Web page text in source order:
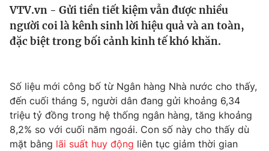
Thế giới
Thế giới đó đây
Câu chuyện quốc tế
Tài chính
Thị trường
Góc doanh nghiệp
Dữ liệu và đời sống
Truyền hình
VTV.vn - Gửi tiền tiết kiệm vẫn được nhiều
người coi là kênh sinh lời hiệu quả và an toàn,
đặc biệt trong bối cảnh kinh tế khó khăn.
Số liệu mới công bố từ Ngân hàng Nhà nước cho thấy,
đến cuối tháng 5, người dân đang gửi khoảng 6,34
triệu tỷ đồng trong hệ thống ngân hàng, tăng khoảng
8,2% so với cuối năm ngoái. Con số này cho thấy dù
mặt bằng lãi suất huy động liên tục giảm thời gian